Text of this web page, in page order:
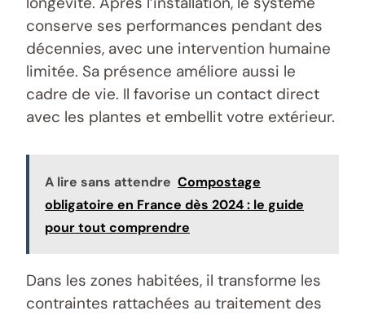
conserve ses performances pendant des
décennies, avec une intervention humaine
limitée. Sa présence améliore aussi le
cadre de vie. Il favorise un contact direct
avec les plantes et embellit votre extérieur.
A lire sans attendre Compostage
obligatoire en France dès 2024 : le guide
pour tout comprendre
Dans les zones habitées, il transforme les
contraintes rattachées au traitement des